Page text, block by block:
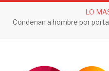
LO
Condenan a hombre por